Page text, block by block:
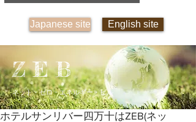
Japanese site English site
Z E B
ネット・ゼロ・エネルギー・ビル
ホテルサンリバー四万十はZEB(ネッ